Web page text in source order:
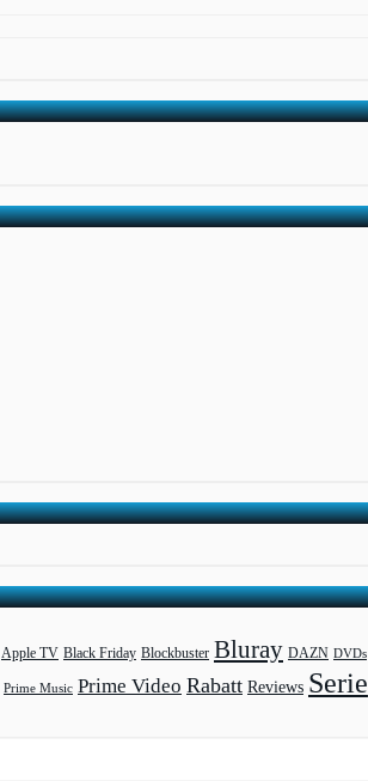
Apple TV Black Friday Blockbuster Bluray DAZN DVDs
Prime Music Prime Video Rabatt Reviews Serie